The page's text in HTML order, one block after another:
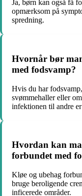
Ja, børn kan også få
opmærksom på
spredning.
Hvornår bør
med fodsvamp?
Hvis du har
svømmehaller eller
infektionen til andre
Hvordan kan
forbundet med
Kløe og ubehag
bruge beroligende
inficerede områder.